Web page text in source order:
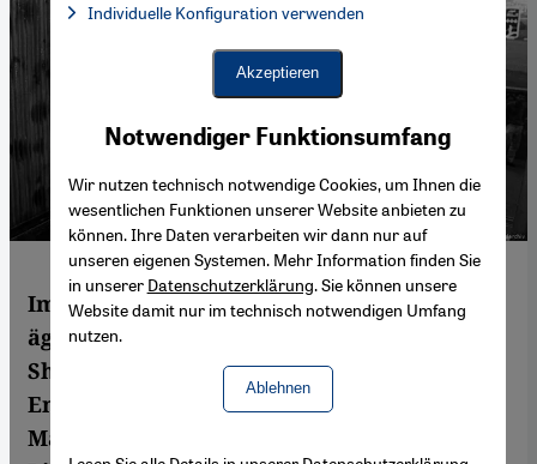
Im vergangenen Jahr berichtete der
ägyptische Literaturkritiker Mohammed
Shoair von einer ungewöhnlichen
Entdeckung: Im Nachlass von Nagib
Mahfuz, dem einzigen ägyptischen
Notwendiger Funktionsumfang
Wir nutzen technisch notwendige Cookies, um Ihnen die
wesentlichen Funktionen unserer Website anbieten zu
können. Ihre Daten verarbeiten wir dann nur auf
unseren eigenen Systemen. Mehr Information finden Sie
in unserer Datenschutzerklärung. Sie können unsere
Website damit nur im technisch notwendigen Umfang
nutzen.
Ablehnen
Facebook Embed / Facebook Connect, Google Maps Embed,
Facebook Embed / Facebook Connect
Google Maps Embed
Individuelle Konfiguration verwenden
Akzeptieren